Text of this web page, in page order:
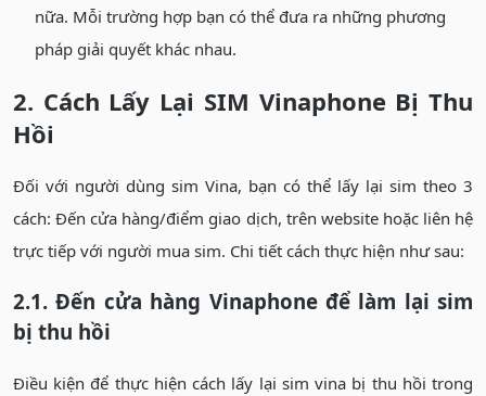
nữa. Mỗi trường hợp bạn có thể đưa ra những phương
pháp giải quyết khác nhau.
2. Cách Lấy Lại SIM Vinaphone Bị Thu
Hồi
Đối với người dùng sim Vina, bạn có thể lấy lại sim theo 3
cách: Đến cửa hàng/điểm giao dịch, trên website hoặc liên hệ
trực tiếp với người mua sim. Chi tiết cách thực hiện như sau:
2.1. Đến cửa hàng Vinaphone để làm lại sim
bị thu hồi
Điều kiện để thực hiện cách lấy lại sim vina bị thu hồi trong